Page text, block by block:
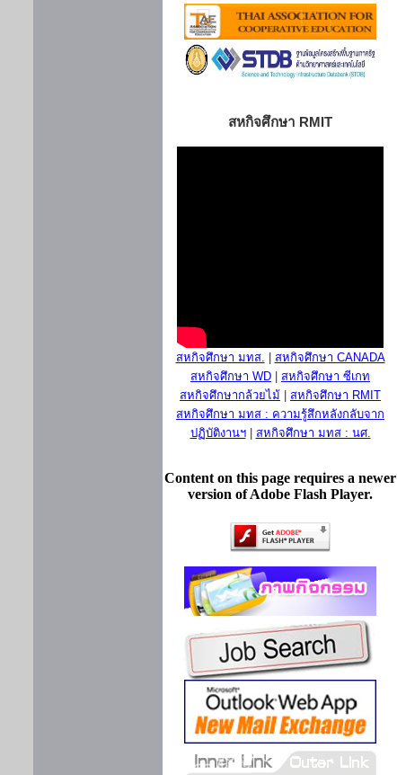
สหกิจศึกษา RMIT
สหกิจศึกษา มทส.
สหกิจศึกษา CANADA
สหกิจศึกษา WD
สหกิจศึกษา ซีเกท
สหกิจศึกษากล้วยไม้
สหกิจศึกษา RMIT
สหกิจศึกษา มทส : ความรู้สึกหลังกลับจาก
ปฏิบัติงานฯ| สหกิจศึกษา มทส : นศ.
Content on this page requires a newer
version of Adobe Flash Player.